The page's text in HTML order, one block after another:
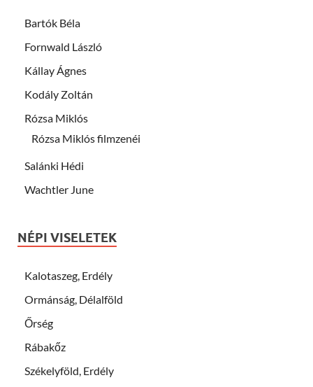
Bartók Béla
Fornwald László
Kállay Ágnes
Kodály Zoltán
Rózsa Miklós
Rózsa Miklós filmzenéi
Salánki Hédi
Wachtler June
NÉPI VISELETEK
Kalotaszeg, Erdély
Ormánság, Délalföld
Őrség
Rábakőz
Székelyföld, Erdély